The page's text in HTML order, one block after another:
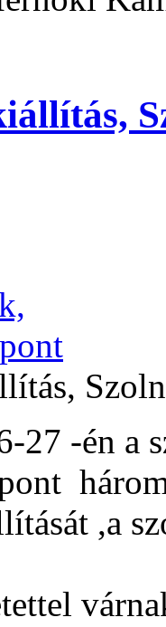
27 -én a